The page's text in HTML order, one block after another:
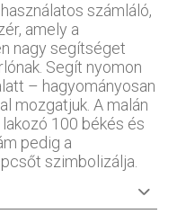
számláló,
amely a
nagy segítséget
Segít nyomon
– hagyományosan
mozgatjuk. A malán
100 békés és
pedig a
szimbolizálja.